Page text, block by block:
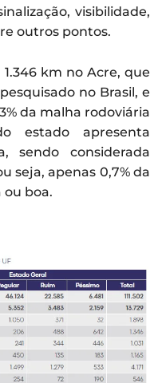
visibilidade,
outros pontos.
km no Acre, que
no Brasil, e
da malha rodoviária
estado apresenta
sendo considerada
seja, apenas 0,7% da
ou boa.